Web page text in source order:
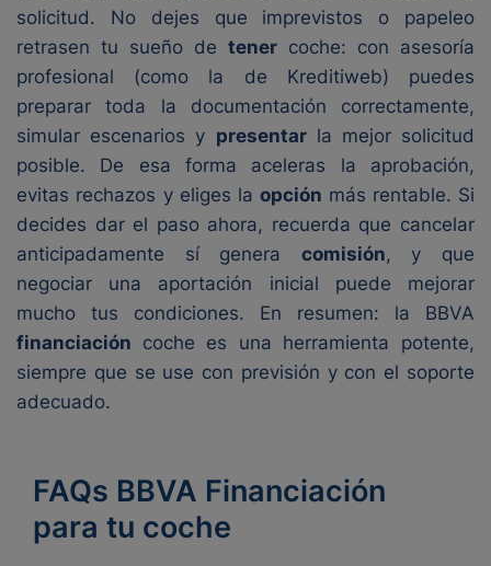
solicitud. No dejes que imprevistos o papeleo
retrasen tu sueño de tener coche: con asesoría
profesional (como la de Kreditiweb) puedes
preparar toda la documentación correctamente,
simular escenarios y presentarla mejor solicitud
posible. De esa forma aceleras la aprobación,
evitas rechazos y eliges laopción más rentable. Si
decides dar el paso ahora, recuerda que cancelar
anticipadamente sí genera comisión, y que
negociar una aportación inicial puede mejorar
mucho tus condiciones. En resumen: la BBVA
financiación coche es una herramienta potente,
siempre que se use con previsión y con el soporte
adecuado.
FAQs BBVA Financiación
para tu coche